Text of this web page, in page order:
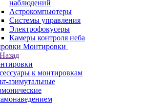
наблюдений
Астрокомпьютеры
Системы управления
Электрофокусеры
Камеры контроля неба
Монтировки
Назад
к монтировкам
азимутальные